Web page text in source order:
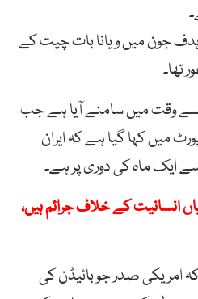
جون میں ویانا بات چیت کے
تھا۔
وقت میں سامنے آیا ہے جب
میں کہا گیا ہے کہ ایران
ایک ماہ کی دوری پر ہے۔
انسانیت کے خلاف جرائم ہیں،
امریکی صدر جو بائیڈن کی